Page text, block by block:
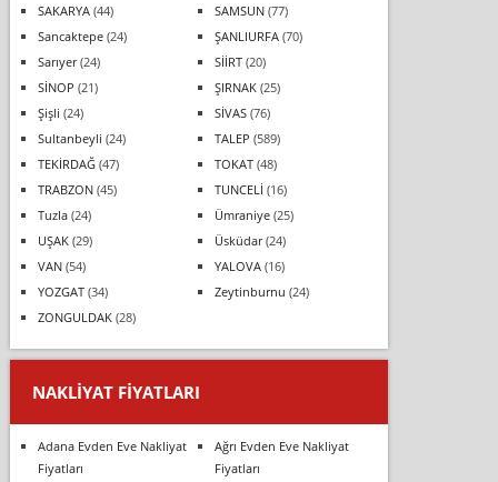
SAKARYA(44) SAMSUN(77)
Sancaktepe(24) ŞANLIURFA(70)
Sarıyer(24) SİİRT(20)
SİNOP (21) ŞIRNAK(25)
Şişli (24) SİVAS(76)
Sultanbeyli (24) TALEP (589)
TEKİRDAĞ(47) TOKAT(48)
TRABZON(45) TUNCELİ (16)
Tuzla(24) Ümraniye(25)
UŞAK(29) Üsküdar(24)
VAN(54) YALOVA(16)
YOZGAT(34) Zeytinburnu (24)
ZONGULDAK(28)
NAKLIYAT FIYATLARI
Adana Evden Eve Nakliyat
Fiyatları
Ağrı Evden Eve Nakliyat
Fiyatları